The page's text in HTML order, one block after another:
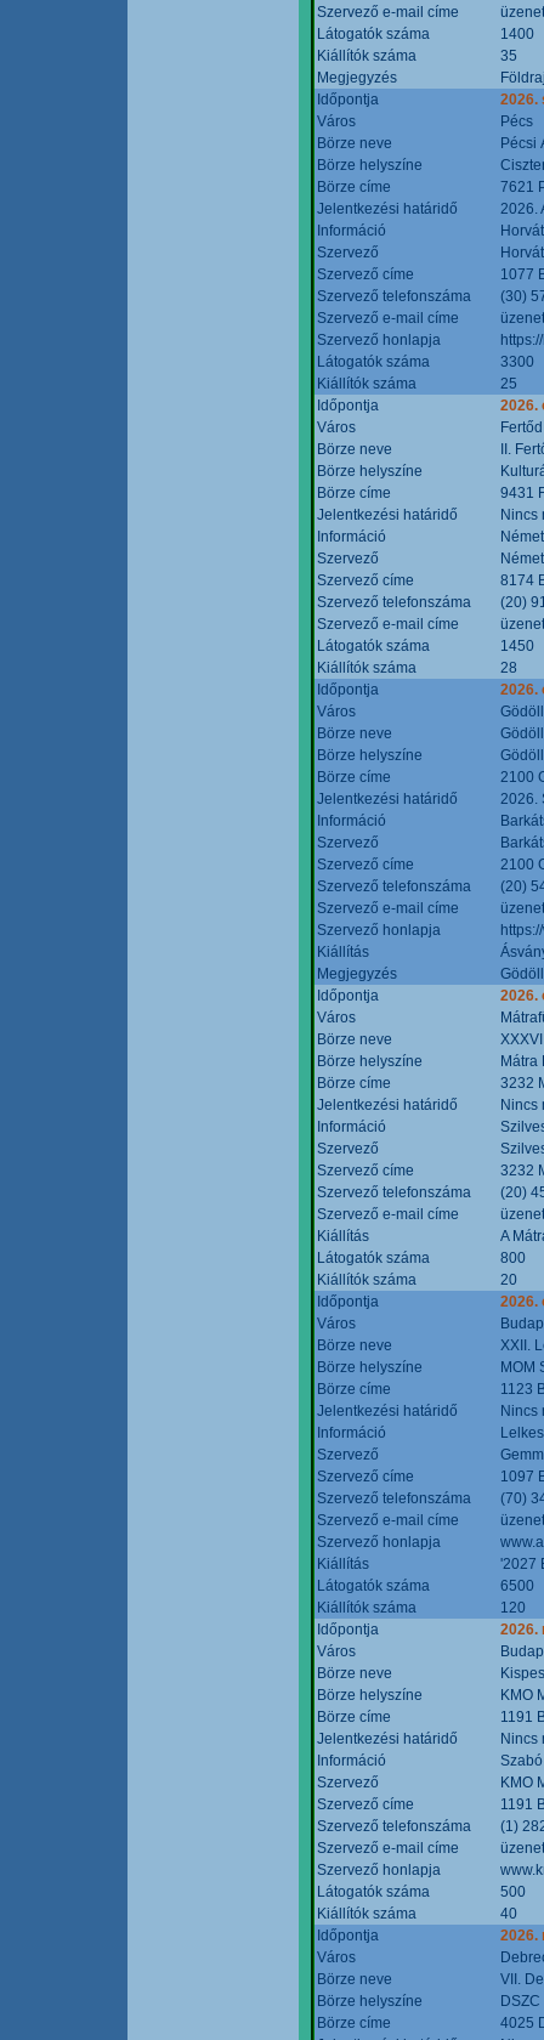
Szervező e-mail címe
Látogatók száma
1400
Kiállítók száma
35
Megjegyzés
Időpontja
2026.
Város
Pécs
Börze neve
Pécsi
Börze helyszíne
Börze címe
7621
Jelentkezési határidő
2026.
Információ
Szervező
Szervező címe
1077
Szervező telefonszáma
(30)
Szervező e-mail címe
Szervező honlapja
Látogatók száma
3300
Kiállítók száma
25
Időpontja
2026.
Város
Fertőd
Börze neve
II.
Börze helyszíne
Börze címe
9431
Jelentkezési határidő
Nincs
Információ
Szervező
Szervező címe
8174
Szervező telefonszáma
(20)
Szervező e-mail címe
Látogatók száma
1450
Kiállítók száma
28
Időpontja
2026.
Város
Börze neve
Börze helyszíne
Börze címe
2100
Jelentkezési határidő
2026.
Információ
Szervező
Szervező címe
2100
Szervező telefonszáma
(20)
Szervező e-mail címe
Szervező honlapja
Kiállítás
Megjegyzés
Időpontja
2026.
Város
Börze neve
Börze helyszíne
Mátra
Börze címe
3232
Jelentkezési határidő
Nincs
Információ
Szervező
Szervező címe
3232
Szervező telefonszáma
(20)
Szervező e-mail címe
Kiállítás
A
Látogatók száma
800
Kiállítók száma
20
Időpontja
2026.
Város
Börze neve
XXII.
Börze helyszíne
MOM
Börze címe
1123
Jelentkezési határidő
Nincs
Információ
Szervező
Szervező címe
1097
Szervező telefonszáma
(70)
Szervező e-mail címe
Szervező honlapja
Kiállítás
'2027
Látogatók száma
6500
Kiállítók száma
120
Időpontja
2026.
Város
Börze neve
Börze helyszíne
KMO
Börze címe
1191
Jelentkezési határidő
Nincs
Információ
Szervező
KMO
Szervező címe
1191
Szervező telefonszáma
(1)
Szervező e-mail címe
Szervező honlapja
Látogatók száma
500
Kiállítók száma
40
Időpontja
2026.
Város
Börze neve
VII.
Börze helyszíne
Börze címe
4025